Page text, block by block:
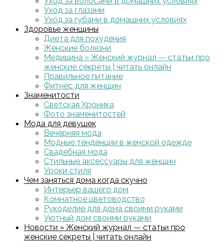
Уход за глазами
Уход за губами в домашних условиях
Здоровье женщины
Диета для похудения
Женские болезни
Медицина » Женский журнал — статьи про
женские секреты | читать онлайн
Правильное питание
Фитнес для женщин
Знаменитости
Светская Хроника
Фото знаменитостей
Мода для девушек
Вечерняя мода
Модные тенденции в женской одежде
Свадебная мода
Стильные аксессуары для женщин
Уроки стиля
Чем заняться дома когда скучно
Интерьер вашего дом
Комнатное цветоводство
Рукоделие для дома своими руками
Уютный дом своими руками
Новости » Женский журнал — статьи про
женские секреты | читать онлайн